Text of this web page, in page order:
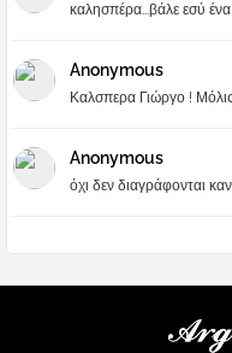
καλησπέρα...βάλε εσύ
Anonymous
Καλσπερα Γιώργο !
Anonymous
όχι δεν διαγράφονται